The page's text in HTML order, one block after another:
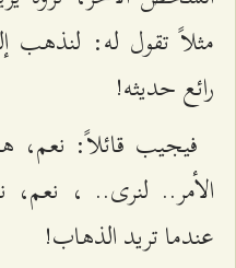
مثلاً تقول له:
رائع حديثه!
فيجيب قائلاً: نعم،
الأمر.. لنرى.. ، نعم،
عندما تريد الذهاب!